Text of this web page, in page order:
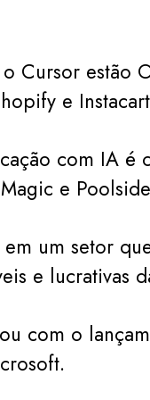
Cursor estão
e
com IA é
e
um setor
e lucrativas
com o